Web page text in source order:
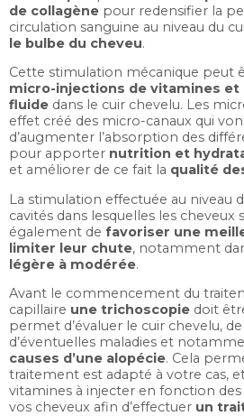
de collagène pour redensifier la
circulation sanguine au niveau du
le bulbe du cheveu.
Cette stimulation mécanique peut
micro-injections de vitamines et
fluide dans le cuir chevelu. Les
effet créé des micro-canaux qui
d’augmenter l’absorption des
pour apporter nutrition et
et améliorer de ce fait la qualité
La stimulation effectuée au niveau
cavités dans lesquelles les
également de favoriser une
limiter leur chute, notamment
légère à modérée.
Avant le commencement du
capillaire une trichoscopie doit
permet d’évaluer le cuir chevelu,
d’éventuelles maladies et
causes d’une alopécie. Cela
traitement est adapté à votre cas,
vitamines à injecter en fonction
vos cheveux afin d’effectuer un